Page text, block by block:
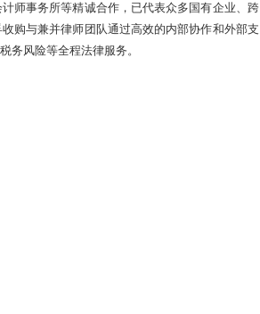
师事务所等精诚合作，已代表众多国有企业、跨
购与兼并律师团队通过高效的内部协作和外部支
务风险等全程法律服务。